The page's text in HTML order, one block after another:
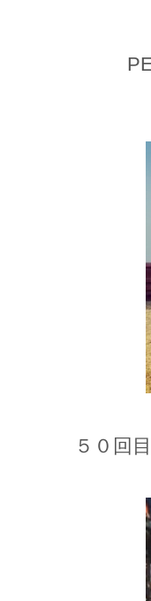
５０回